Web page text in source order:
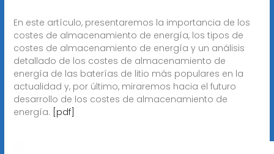
En este artículo, presentaremos la importancia de los
costes de almacenamiento de energía, los tipos de
costes de almacenamiento de energía y un análisis
detallado de los costes de almacenamiento de
energía de las baterías de litio más populares en la
actualidad y, por último, miraremos hacia el futuro
desarrollo de los costes de almacenamiento de
energía. [pdf]